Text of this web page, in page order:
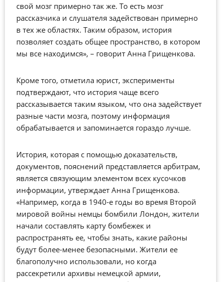
свой мозг примерно так же. То есть мозг
рассказчика и слушателя задействован примерно
в тех же областях. Таким образом, история
позволяет создать общее пространство, в котором
мы все находимся», – говорит Анна Грищенкова.
Кроме того, отметила юрист, эксперименты
подтверждают, что история чаще всего
рассказывается таким языком, что она задействует
разные части мозга, поэтому информация
обрабатывается и запоминается гораздо лучше.
История, которая с помощью доказательств,
документов, пояснений представляется арбитрам,
является связующим элементом всех кусочков
информации, утверждает Анна Грищенкова.
«Например, когда в 1940-е годы во время Второй
мировой войны немцы бомбили Лондон, жители
начали составлять карту бомбежек и
распространять ее, чтобы знать, какие районы
будут более-менее безопасными. Жители ее
благополучно использовали, но когда
рассекретили архивы немецкой армии,